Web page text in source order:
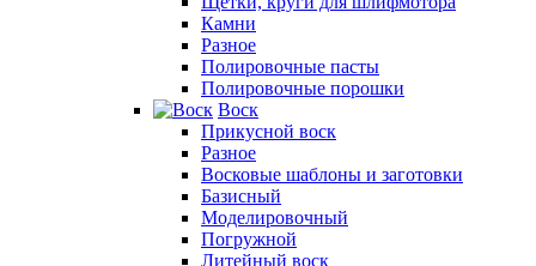
Камни
Разное
Полировочные пасты
Полировочные порошки
Воск
Прикусной воск
Разное
Восковые шаблоны и заготовки
Базисный
Моделировочный
Погружной
Литейный воск